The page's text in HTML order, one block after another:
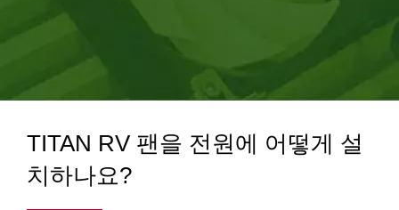
요구에 맞게 생산 라인을 확장하고 중국 광동에 제조 공장을
건설하여 최소한 460명의 직원이 있으며 월간 생산량이 최소
TITAN RV 팬을 전원에 어떻게 설
치하나요?